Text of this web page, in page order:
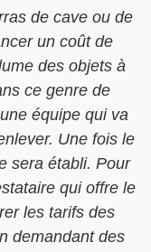
de cave ou de
un coût de
des objets à
ce genre de
équipe qui va
Une fois le
sera établi. Pour
qui offre le
les tarifs des
demandant des